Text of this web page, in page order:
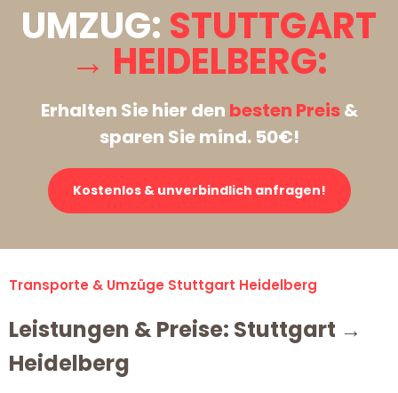
UMZUG: STUTTGART
→ HEIDELBERG:
Erhalten Sie hier den besten Preis&
sparen Sie mind. 50€!
Kostenlos & unverbindlich anfragen!
Transporte & Umzüge Stuttgart Heidelberg
Leistungen & Preise: Stuttgart →
Heidelberg